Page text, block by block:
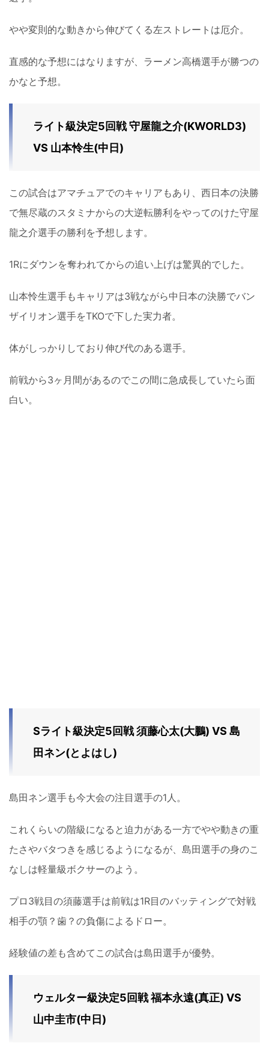
やや変則的な動きから伸びてくる左ストレートは厄介。
直感的な予想にはなりますが、ラーメン高橋選手が勝つの
かなと予想。
ライト級決定5回戦 守屋龍之介(KWORLD3)
VS 山本怜生(中日)
この試合はアマチュアでのキャリアもあり、西日本の決勝
で無尽蔵のスタミナからの大逆転勝利をやってのけた守屋
龍之介選手の勝利を予想します。
1Rにダウンを奪われてからの追い上げは驚異的でした。
山本怜生選手もキャリアは3戦ながら中日本の決勝でバン
ザイリオン選手をTKOで下した実力者。
体がしっかりしており伸び代のある選手。
前戦から3ヶ月間があるのでこの間に急成長していたら面
白い。
Sライト級決定5回戦 須藤心太(大鵬) VS 島
田ネン(とよはし)
島田ネン選手も今大会の注目選手の1人。
これくらいの階級になると迫力がある一方でやや動きの重
たさやバタつきを感じるようになるが、島田選手の身のこ
なしは軽量級ボクサーのよう。
プロ3戦目の須藤選手は前戦は1R目のバッティングで対戦
相手の顎？歯？の負傷によるドロー。
経験値の差も含めてこの試合は島田選手が優勢。
ウェルター級決定5回戦 福本永遠(真正) VS
山中圭市(中日)